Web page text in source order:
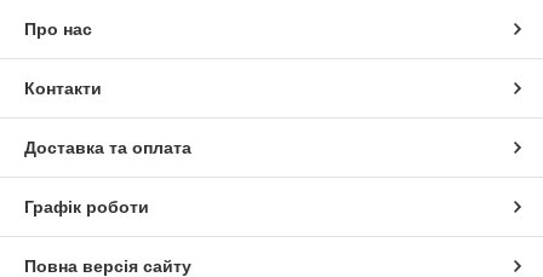
Про нас
Контакти
Доставка та оплата
Графік роботи
Повна версія сайту